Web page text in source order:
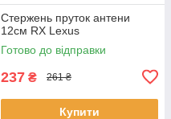
Стержень пруток антени
12см RX Lexus
Готово до відправки
237 ₴ 261 ₴
Купити